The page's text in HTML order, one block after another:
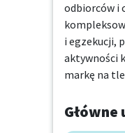
odbiorców i
i egzekucji,
aktywności
markę na